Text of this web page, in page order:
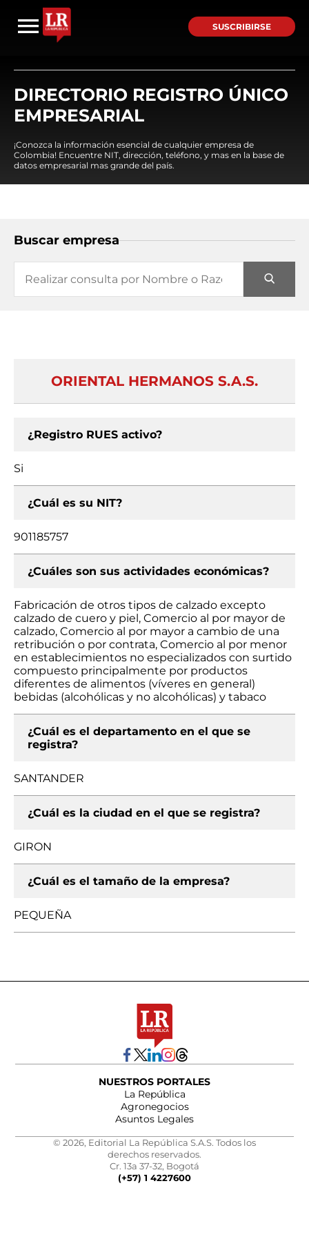
SUSCRIBIRSE
DIRECTORIO REGISTRO ÚNICO
EMPRESARIAL
¡Conozca la información esencial de cualquier empresa de
Colombia! Encuentre NIT, dirección, teléfono, y mas en la base de
datos empresarial mas grande del país.
Buscar empresa
ORIENTAL HERMANOS S.A.S.
¿Registro RUES activo?
Si
¿Cuál es su NIT?
901185757
¿Cuáles son sus actividades económicas?
Fabricación de otros tipos de calzado excepto
calzado de cuero y piel, Comercio al por mayor de
calzado, Comercio al por mayor a cambio de una
retribución o por contrata, Comercio al por menor
en establecimientos no especializados con surtido
compuesto principalmente por productos
diferentes de alimentos (víveres en general)
bebidas (alcohólicas y no alcohólicas) y tabaco
¿Cuál es el departamento en el que se
registra?
SANTANDER
¿Cuál es la ciudad en el que se registra?
GIRON
¿Cuál es el tamaño de la empresa?
PEQUEÑA
NUESTROS PORTALES
La República
Agronegocios
Asuntos Legales
© 2026, Editorial La República S.A.S. Todos los
derechos reservados.
Cr. 13a 37-32, Bogotá
(+57) 1 4227600